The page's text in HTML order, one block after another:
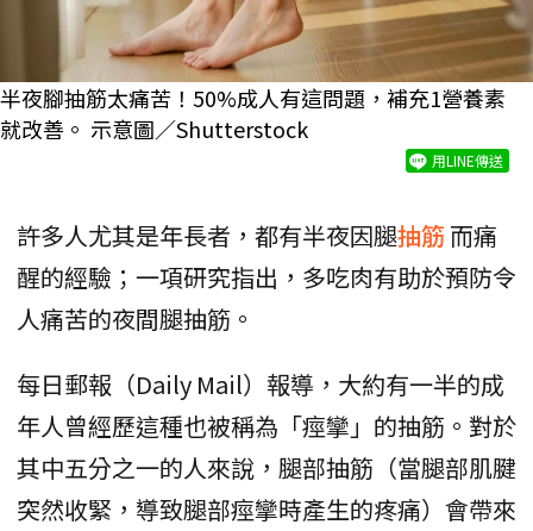
半夜腳抽筋太痛苦！50%成人有這問題，補充1營養素
就改善。 示意圖／Shutterstock
用LINE傳送
許多人尤其是年長者，都有半夜因腿抽筋 而痛
醒的經驗；一項研究指出，多吃肉有助於預防令
人痛苦的夜間腿抽筋。
每日郵報（Daily Mail）報導，大約有一半的成
年人曾經歷這種也被稱為「痙攣」的抽筋。對於
其中五分之一的人來說，腿部抽筋（當腿部肌腱
突然收緊，導致腿部痙攣時產生的疼痛）會帶來